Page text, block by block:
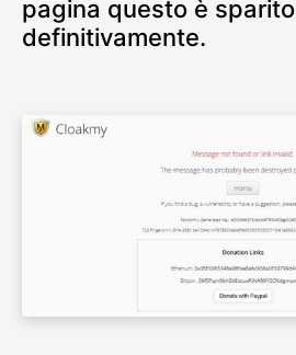
pagina questo è sparito
definitivamente.